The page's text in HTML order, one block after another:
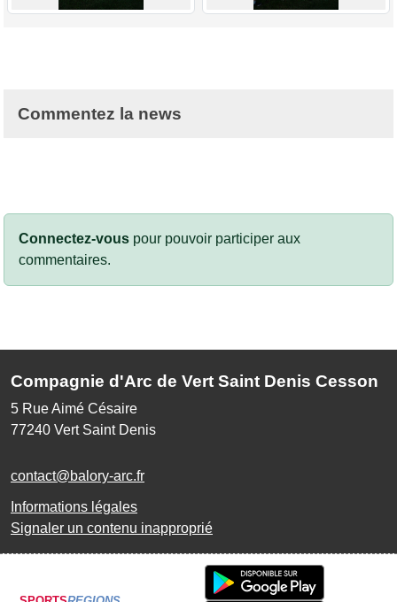
Commentez la news
Connectez-vous pour pouvoir participer aux
commentaires.
Compagnie d'Arc de Vert Saint Denis Cesson
5 Rue Aimé Césaire
77240 Vert Saint Denis
contact@balory-arc.fr
Informations légales
Signaler un contenu inapproprié